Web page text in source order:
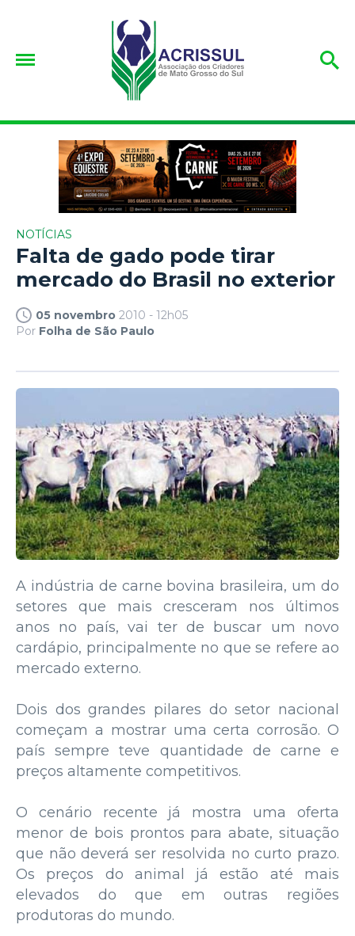
NOTÍCIAS
Falta de gado pode tirar
mercado do Brasil no exterior
05 novembro 2010 - 12h05
Por Folha de São Paulo
A indústria de carne bovina brasileira, um do
setores que mais cresceram nos últimos
anos no país, vai ter de buscar um novo
cardápio, principalmente no que se refere ao
mercado externo.
Dois dos grandes pilares do setor nacional
começam a mostrar uma certa corrosão. O
país sempre teve quantidade de carne e
preços altamente competitivos.
O cenário recente já mostra uma oferta
menor de bois prontos para abate, situação
que não deverá ser resolvida no curto prazo.
Os preços do animal já estão até mais
elevados do que em outras regiões
produtoras do mundo.